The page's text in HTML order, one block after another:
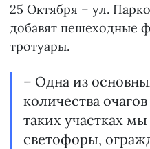
25 Октября – ул.
добавят пешеходные
тротуары.
– Одна из
количества
таких участках
светофоры,